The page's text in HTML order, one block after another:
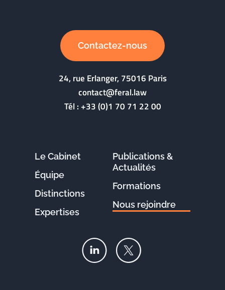
Contactez-nous
24, rue Erlanger, 75016 Paris
contact@feral.law
Tél :+33 (0)1 70 71 22 00
Le Cabinet
Équipe
Distinctions
Expertises
Publications &
Actualités
Formations
Nous rejoindre